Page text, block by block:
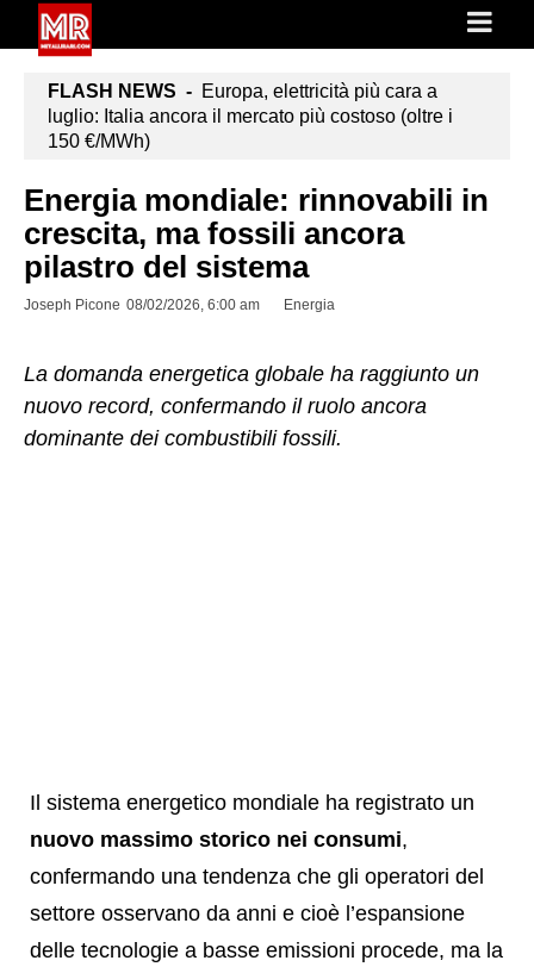
FLASH NEWS - Europa, elettricità più cara a
luglio: Italia ancora il mercato più costoso (oltre i
150 €/MWh)
Energia mondiale: rinnovabili in
crescita, ma fossili ancora
pilastro del sistema
Joseph Picone 08/02/2026, 6:00 am Energia
La domanda energetica globale ha raggiunto un
nuovo record, confermando il ruolo ancora
dominante dei combustibili fossili.
Il sistema energetico mondiale ha registrato un
nuovo massimo storico nei consumi,
confermando una tendenza che gli operatori del
settore osservano da anni e cioè l’espansione
delle tecnologie a basse emissioni procede, ma la